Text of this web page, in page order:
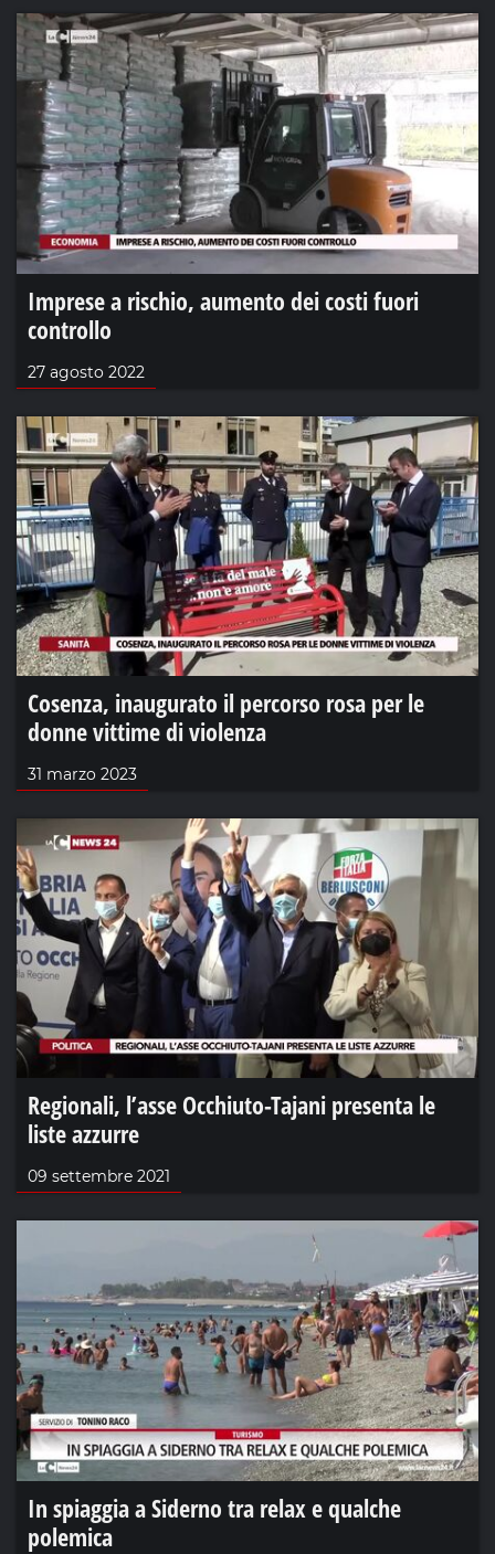
Imprese a rischio, aumento dei costi fuori
controllo
27 agosto 2022
Cosenza, inaugurato il percorso rosa per le
donne vittime di violenza
31 marzo 2023
Regionali, l’asse Occhiuto-Tajani presenta le
liste azzurre
09 settembre 2021
In spiaggia a Siderno tra relax e qualche
polemica